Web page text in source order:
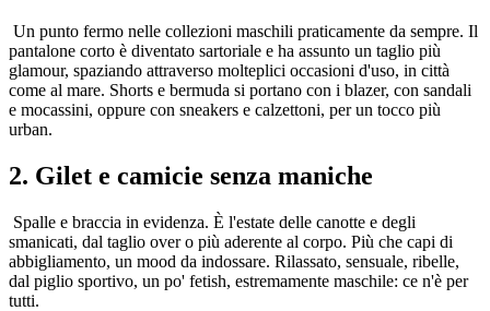
Un punto fermo nelle collezioni maschili praticamente da sempre. Il
pantalone corto è diventato sartoriale e ha assunto un taglio più
glamour, spaziando attraverso molteplici occasioni d'uso, in città
come al mare. Shorts e bermuda si portano con i blazer, con sandali
e mocassini, oppure con sneakers e calzettoni, per un tocco più
urban.
2. Gilet e camicie senza maniche
Spalle e braccia in evidenza. È l'estate delle canotte e degli
smanicati, dal taglio over o più aderente al corpo. Più che capi di
abbigliamento, un mood da indossare. Rilassato, sensuale, ribelle,
dal piglio sportivo, un po' fetish, estremamente maschile: ce n'è per
tutti.